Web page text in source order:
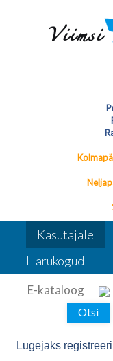
Printimine,
õpilased
Printimine,
Kasutajale
Harukogud
E-kataloog
Lugejaks